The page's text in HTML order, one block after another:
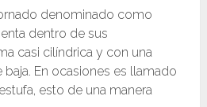
denominado como
dentro de sus
casi cilíndrica y con una
En ocasiones es llamado
esto de una manera